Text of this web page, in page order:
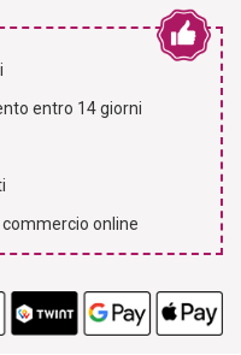
entro 14 giorni
online